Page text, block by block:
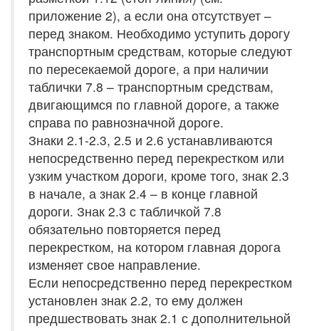
приложение 2), а если она отсутствует –
перед знаком. Необходимо уступить дорогу
транспортным средствам, которые следуют
по пересекаемой дороге, а при наличии
таблички 7.8 – транспортным средствам,
двигающимся по главной дороге, а также
справа по равнозначной дороге.
Знаки 2.1-2.3, 2.5 и 2.6 устанавливаются
непосредственно перед перекрестком или
узким участком дороги, кроме того, знак 2.3
в начале, а знак 2.4 – в конце главной
дороги. Знак 2.3 с табличкой 7.8
обязательно повторяется перед
перекрестком, на котором главная дорога
изменяет свое направление.
Если непосредственно перед перекрестком
установлен знак 2.2, то ему должен
предшествовать знак 2.1 с дополнительной